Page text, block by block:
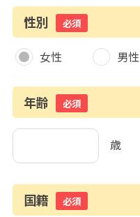
性別 必須
女性 男性
年齢 必須
歳
国籍 必須